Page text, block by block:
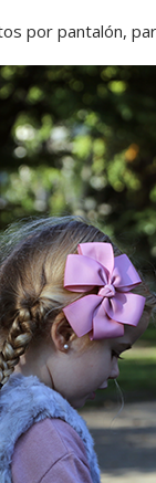
por pantalón,